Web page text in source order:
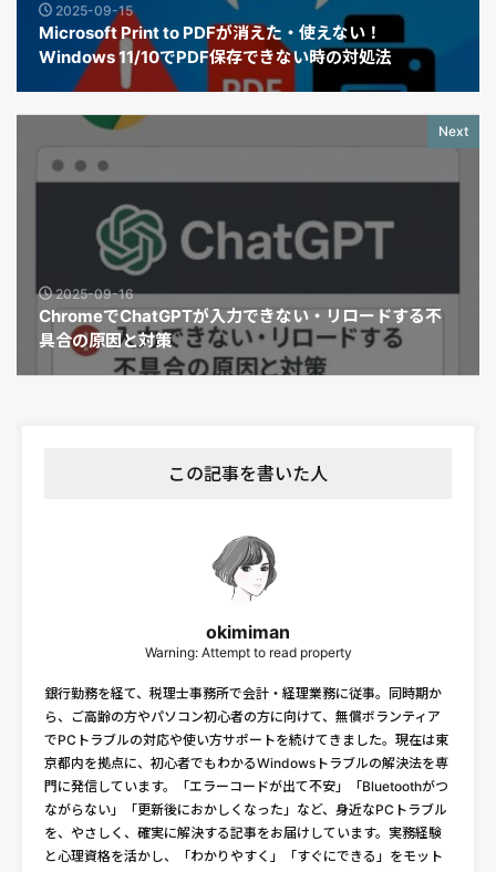
2025-09-15
Microsoft Print to PDFが消えた・使えない！
Windows 11/10でPDF保存できない時の対処法
Next
2025-09-16
ChromeでChatGPTが入力できない・リロードする不
具合の原因と対策
この記事を書いた人
okimiman
Warning: Attempt to read property
銀行勤務を経て、税理士事務所で会計・経理業務に従事。同時期か
ら、ご高齢の方やパソコン初心者の方に向けて、無償ボランティア
でPCトラブルの対応や使い方サポートを続けてきました。現在は東
京都内を拠点に、初心者でもわかるWindowsトラブルの解決法を専
門に発信しています。「エラーコードが出て不安」「Bluetoothがつ
ながらない」「更新後におかしくなった」など、身近なPCトラブル
を、やさしく、確実に解決する記事をお届けしています。実務経験
と心理資格を活かし、「わかりやすく」「すぐにできる」をモット